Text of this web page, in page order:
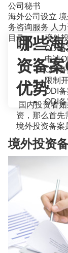
公司秘书
海外公司设立
务咨询服务 人
哪些
资备
优势
国内投资者
资，那么首先
境外投资备案
目录
境外
ODI
申请
ODI
限制
ODI
ODI
境外投资